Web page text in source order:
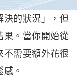
決的狀況」，但
果。當你開始從
不需要額外花很
。